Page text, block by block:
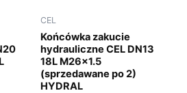
CEL
Końcówka zakucie
hydrauliczne CEL DN13
18L M26x1.5
(sprzedawane po 2)
HYDRAL